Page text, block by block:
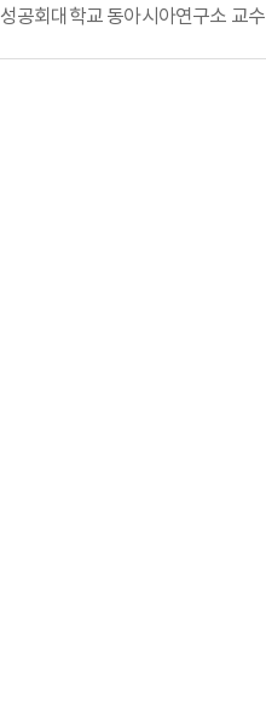
성공회대학교 동아시아연구소 교수